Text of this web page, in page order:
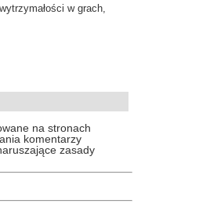
w grach,
na stronach
komentarzy
zasady